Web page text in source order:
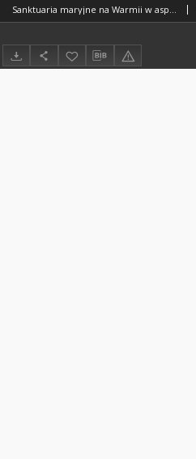
Sanktuaria maryjne na Warmii w aspekcie historii sztuki